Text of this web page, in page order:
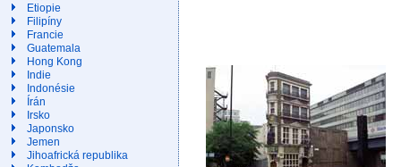
Etiopie
Filipíny
Francie
Guatemala
Hong Kong
Indie
Indonésie
Írán
Irsko
Japonsko
Jemen
Jihoafrická republika